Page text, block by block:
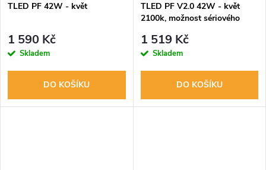
TLED PF 42W - květ
1 590 Kč
Skladem
DO KOŠÍKU
TLED PF V2.0 42W - květ
2100k, možnost sériového
1 519 Kč
Skladem
DO KOŠÍKU